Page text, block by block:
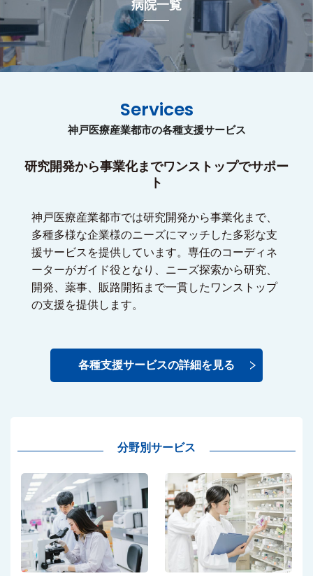
病院一覧
Services
神戸医療産業都市の各種支援サービス
研究開発から事業化までワンストップでサポー
ト
神戸医療産業都市では研究開発から事業化まで、
多種多様な企業様のニーズにマッチした多彩な支
援サービスを提供しています。専任のコーディネ
ーターがガイド役となり、ニーズ探索から研究、
開発、薬事、販路開拓まで一貫したワンストップ
の支援を提供します。
各種支援サービスの詳細を見る
分野別サービス